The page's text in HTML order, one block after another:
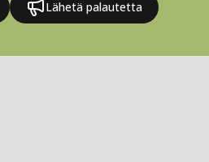
Lähetä palautetta